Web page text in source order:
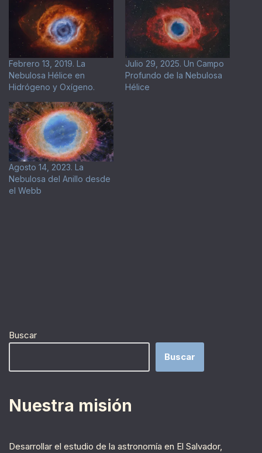
Febrero 13, 2019. La
Nebulosa Hélice en
Hidrógeno y Oxígeno.
Julio 29, 2025. Un Campo
Profundo de la Nebulosa
Hélice
Agosto 14, 2023. La
Nebulosa del Anillo desde
el Webb
Buscar
Buscar
Nuestra misión
Desarrollar el estudio de la astronomía en El Salvador,